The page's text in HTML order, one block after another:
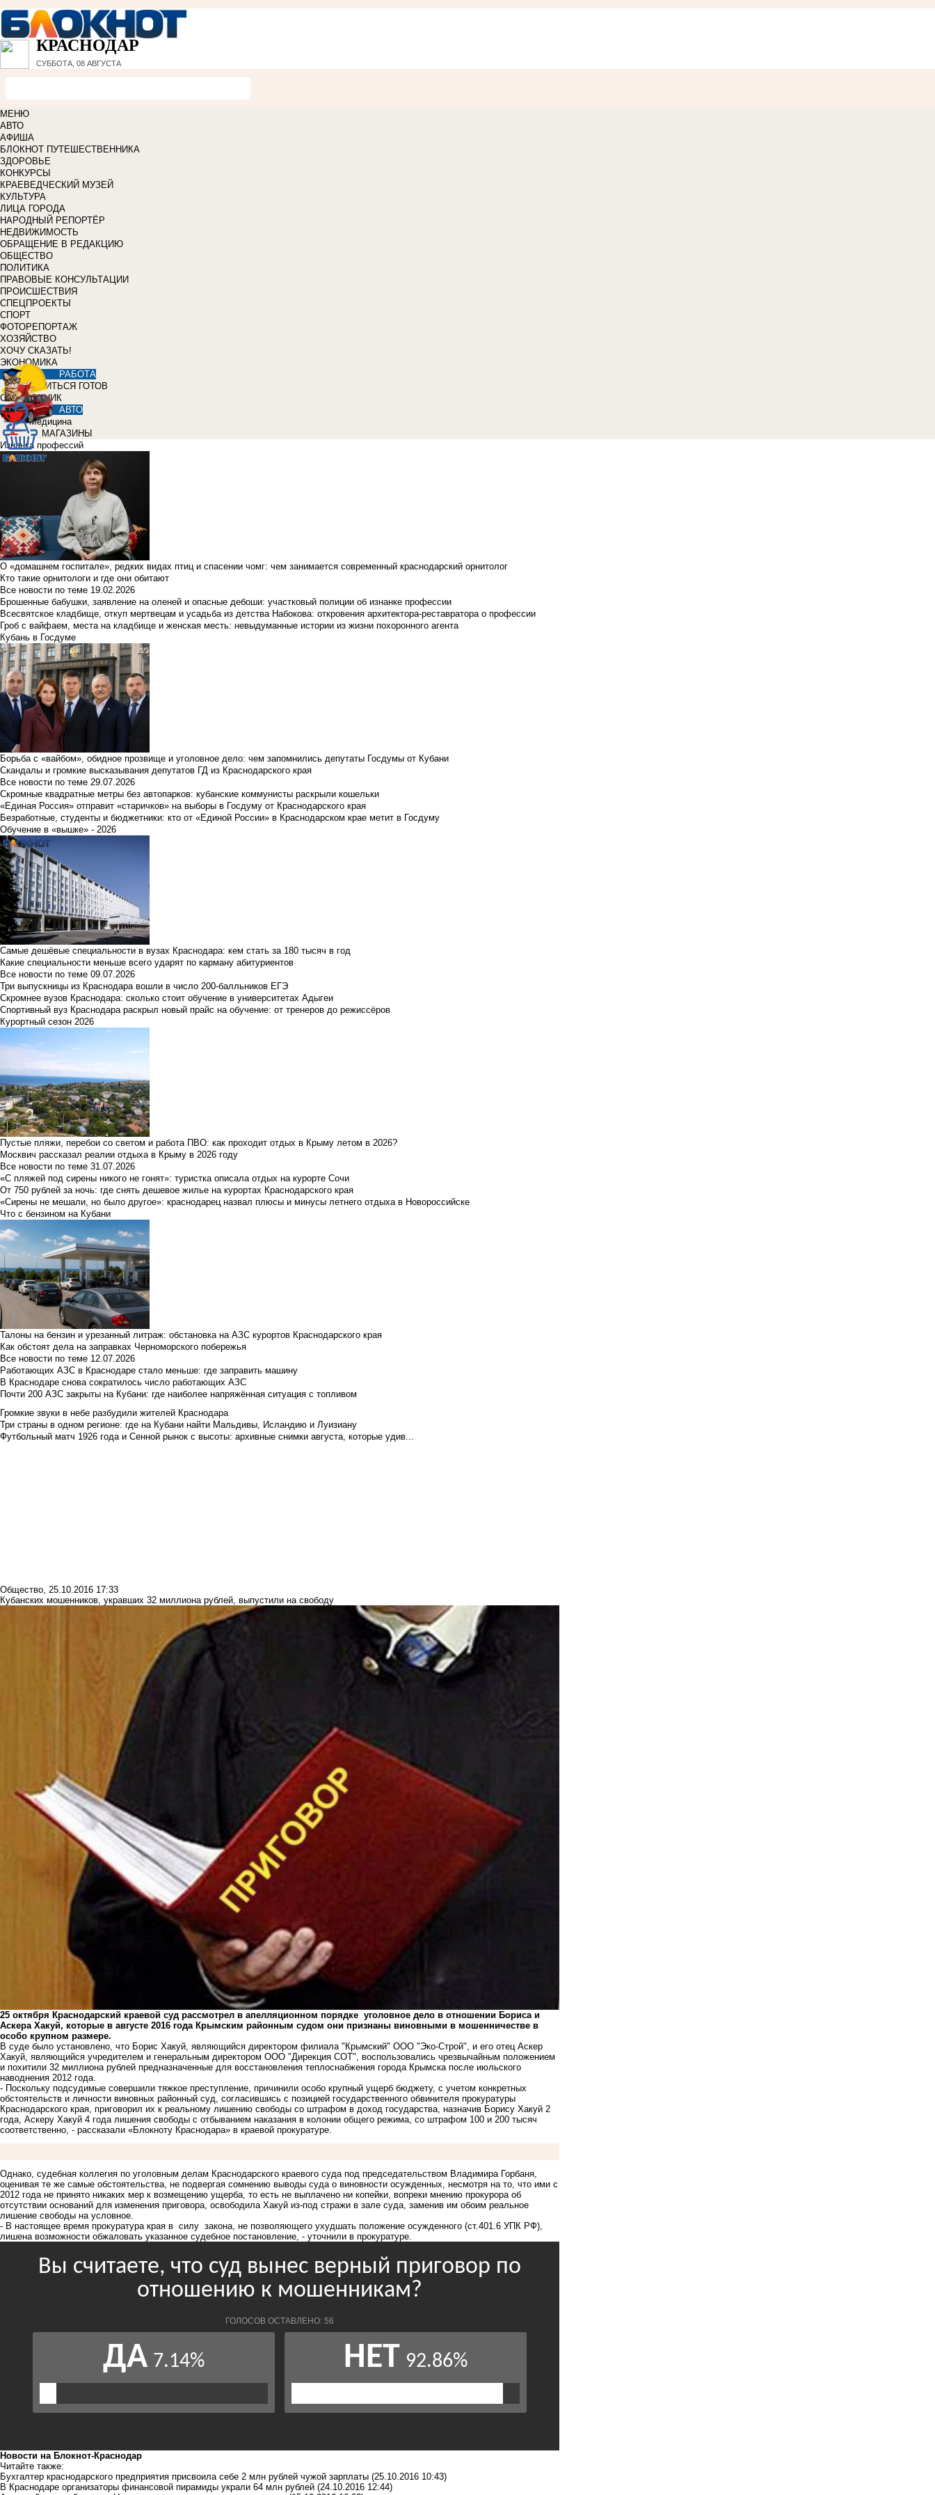
КРАСНОДАР
СУББОТА, 08 АВГУСТА
МЕНЮ
АВТО
АФИША
БЛОКНОТ ПУТЕШЕСТВЕННИКА
ЗДОРОВЬЕ
КОНКУРСЫ
КРАЕВЕДЧЕСКИЙ МУЗЕЙ
КУЛЬТУРА
ЛИЦА ГОРОДА
НАРОДНЫЙ РЕПОРТЁР
НЕДВИЖИМОСТЬ
ОБРАЩЕНИЕ В РЕДАКЦИЮ
ОБЩЕСТВО
ПОЛИТИКА
ПРАВОВЫЕ КОНСУЛЬТАЦИИ
ПРОИСШЕСТВИЯ
СПЕЦПРОЕКТЫ
СПОРТ
ФОТОРЕПОРТАЖ
ХОЗЯЙСТВО
ХОЧУ СКАЗАТЬ!
ЭКОНОМИКА
РАБОТА
УЧИТЬСЯ ГОТОВ
СПРАВОЧНИК
АВТО
Медицина
МАГАЗИНЫ
Изнанка профессий
О «домашнем госпитале», редких видах птиц и спасении чомг: чем занимается современный краснодарский орнитолог
Кто такие орнитологи и где они обитают
Все новости по теме 19.02.2026
Брошенные бабушки, заявление на оленей и опасные дебоши: участковый полиции об изнанке профессии
Всесвятское кладбище, откуп мертвецам и усадьба из детства Набокова: откровения архитектора-реставратора о профессии
Гроб с вайфаем, места на кладбище и женская месть: невыдуманные истории из жизни похоронного агента
Кубань в Госдуме
Борьба с «вайбом», обидное прозвище и уголовное дело: чем запомнились депутаты Госдумы от Кубани
Скандалы и громкие высказывания депутатов ГД из Краснодарского края
Все новости по теме 29.07.2026
Скромные квадратные метры без автопарков: кубанские коммунисты раскрыли кошельки
«Единая Россия» отправит «старичков» на выборы в Госдуму от Краснодарского края
Безработные, студенты и бюджетники: кто от «Единой России» в Краснодарском крае метит в Госдуму
Обучение в «вышке» - 2026
Самые дешёвые специальности в вузах Краснодара: кем стать за 180 тысяч в год
Какие специальности меньше всего ударят по карману абитуриентов
Все новости по теме 09.07.2026
Три выпускницы из Краснодара вошли в число 200-балльников ЕГЭ
Скромнее вузов Краснодара: сколько стоит обучение в университетах Адыгеи
Спортивный вуз Краснодара раскрыл новый прайс на обучение: от тренеров до режиссёров
Курортный сезон 2026
Пустые пляжи, перебои со светом и работа ПВО: как проходит отдых в Крыму летом в 2026?
Москвич рассказал реалии отдыха в Крыму в 2026 году
Все новости по теме 31.07.2026
«С пляжей под сирены никого не гонят»: туристка описала отдых на курорте Сочи
От 750 рублей за ночь: где снять дешевое жилье на курортах Краснодарского края
«Сирены не мешали, но было другое»: краснодарец назвал плюсы и минусы летнего отдыха в Новороссийске
Что с бензином на Кубани
Талоны на бензин и урезанный литраж: обстановка на АЗС курортов Краснодарского края
Как обстоят дела на заправках Черноморского побережья
Все новости по теме 12.07.2026
Работающих АЗС в Краснодаре стало меньше: где заправить машину
В Краснодаре снова сократилось число работающих АЗС
Почти 200 АЗС закрыты на Кубани: где наиболее напряжённая ситуация с топливом
Громкие звуки в небе разбудили жителей Краснодара
Три страны в одном регионе: где на Кубани найти Мальдивы, Исландию и Луизиану
Футбольный матч 1926 года и Сенной рынок с высоты: архивные снимки августа, которые удив...
Общество, 25.10.2016 17:33
Кубанских мошенников, укравших 32 миллиона рублей, выпустили на свободу
25 октября Краснодарский краевой суд рассмотрел в апелляционном порядке уголовное дело в отношении Бориса и
Аскера Хакуй, которые в августе 2016 года Крымским районным судом они признаны виновными в мошенничестве в
особо крупном размере.
В суде было установлено, что Борис Хакуй, являющийся директором филиала "Крымский" ООО "Эко-Строй", и его отец Аскер
Хакуй, являющийся учредителем и генеральным директором ООО "Дирекция СОТ", воспользовались чрезвычайным положением
и похитили 32 миллиона рублей предназначенные для восстановления теплоснабжения города Крымска после июльского
наводнения 2012 года.
- Поскольку подсудимые совершили тяжкое преступление, причинили особо крупный ущерб бюджету, с учетом конкретных
обстоятельств и личности виновных районный суд, согласившись с позицией государственного обвинителя прокуратуры
Краснодарского края, приговорил их к реальному лишению свободы со штрафом в доход государства, назначив Борису Хакуй 2
года, Аскеру Хакуй 4 года лишения свободы с отбыванием наказания в колонии общего режима, со штрафом 100 и 200 тысяч
соответственно, - рассказали «Блокноту Краснодара» в краевой прокуратуре.
Однако, судебная коллегия по уголовным делам Краснодарского краевого суда под председательством Владимира Горбаня,
оценивая те же самые обстоятельства, не подвергая сомнению выводы суда о виновности осужденных, несмотря на то, что ими с
2012 года не принято никаких мер к возмещению ущерба, то есть не выплачено ни копейки, вопреки мнению прокурора об
отсутствии оснований для изменения приговора, освободила Хакуй из-под стражи в зале суда, заменив им обоим реальное
лишение свободы на условное.
- В настоящее время прокуратура края в силу закона, не позволяющего ухудшать положение осужденного (ст.401.6 УПК РФ),
лишена возможности обжаловать указанное судебное постановление, - уточнили в прокуратуре.
Новости на Блoкнoт-Краснодар
Читайте также:
Бухгалтер краснодарского предприятия присвоила себе 2 млн рублей чужой зарплаты (25.10.2016 10:43)
В Краснодаре организаторы финансовой пирамиды украли 64 млн рублей (24.10.2016 12:44)